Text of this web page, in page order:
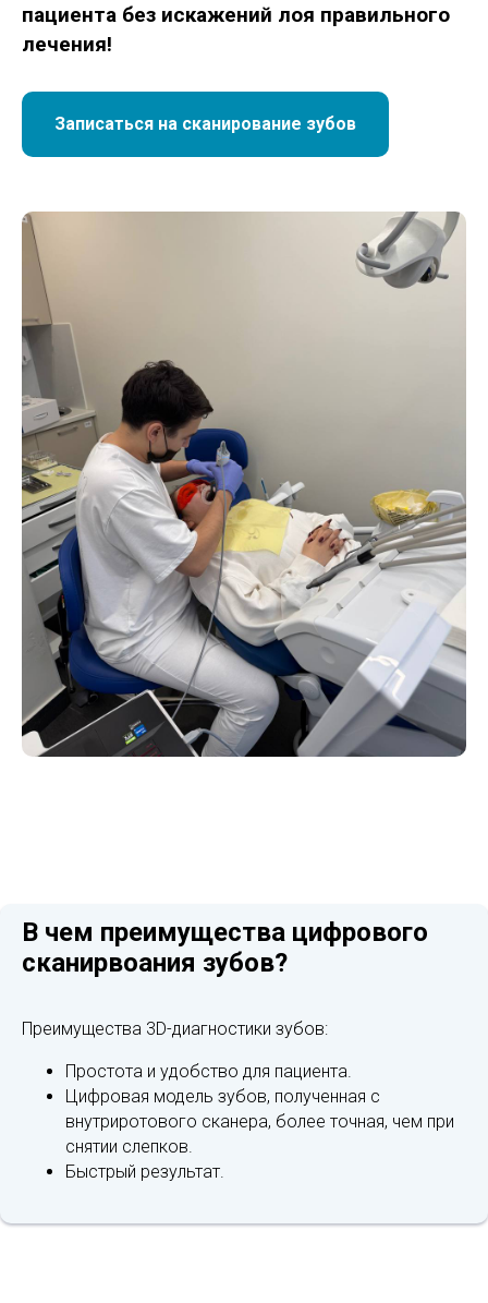
пациента без искажений лоя правильного
лечения!
Записаться на сканирование зубов
В чем преимущества цифрового
сканирвоания зубов?
Преимущества 3D-диагностики зубов:
Простота и удобство для пациента.
Цифровая модель зубов, полученная с
внутриротового сканера, более точная, чем при
снятии слепков.
Быстрый результат.